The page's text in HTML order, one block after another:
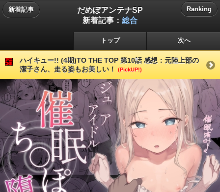
新着記事
だめぽアンテナSP
新着記事： 総合
Ranking
トップ 次へ
ハイキュー!! (4期)TO THE TOP 第10話 感想：元陸上部の
潔子さん、走る姿もお美しい！
(PickUP!)